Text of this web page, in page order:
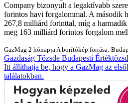
Company bizonyult a legaktívabb
forintos havi forgalommal. A második
267,8 milliárd forinttal, míg a
meg 163 milliárd forintos forgalom
GazMag 2 hónapja A borítókép forrása:
Gazdaság Tőzsde Budapesti
Itt állíthatja be, hogy a GazMag az
találatokban.